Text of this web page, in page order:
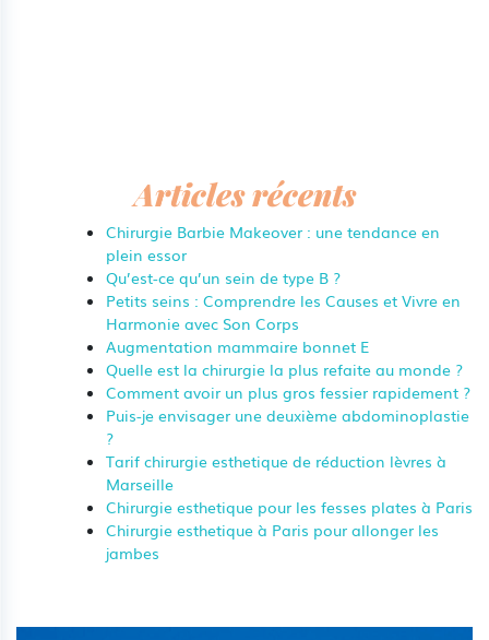
Articles récents
Chirurgie Barbie Makeover : une tendance en
plein essor
Qu’est-ce qu’un sein de type B ?
Petits seins : Comprendre les Causes et Vivre en
Harmonie avec Son Corps
Augmentation mammaire bonnet E
Quelle est la chirurgie la plus refaite au monde ?
Comment avoir un plus gros fessier rapidement ?
Puis-je envisager une deuxième abdominoplastie
?
Tarif chirurgie esthetique de réduction lèvres à
Marseille
Chirurgie esthetique pour les fesses plates à Paris
Chirurgie esthetique à Paris pour allonger les
jambes